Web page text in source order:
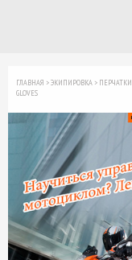
ГЛАВНАЯ >ЭКИПИРОВКА > ПЕРЧАТКИ
GLOVES